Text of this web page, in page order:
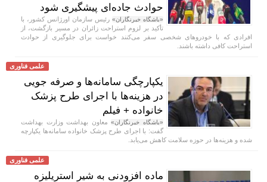
حوادث جاده‌ای پیشگیری شود
«باشگاه خبرنگاران» رئیس سازمان اورژانس کشور، با
تأکید بر لزوم استراحت زائران در مسیر بازگشت، از
افرادی که با خودروهای شخصی سفر می‌کنند خواست برای جلوگیری از حوادث
استراحت کافی داشته باشند.
علمی فناوری
یکپارچگی سامانه‌ها و صرفه جویی
در هزینه‌ها با اجرای طرح پزشک
خانواده + فیلم
«باشگاه خبرنگاران»معاون بهداشت وزارت بهداشت
گفت: با اجرای طرح پزشک خانواده سامانه‌ها یکپارچه
شده و هزینه‌ها در حوزه سلامت کاهش می‌یابد.
علمی فناوری
ماده افزودنی به شیر استریلیزه